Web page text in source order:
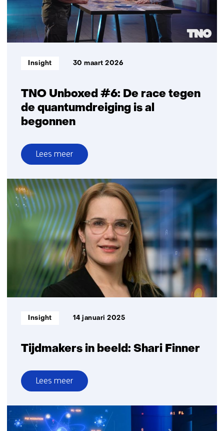
TNO Unboxed #6: De race tegen
de quantumdreiging is al
begonnen
Informatietype:
Insight 30 maart 2026
Lees meer
over
TNO
Unboxed
#6:
De
race
tegen
de
quantumdreiging
is
al
begonnen
Tijdmakers in beeld: Shari Finner
Informatietype:
Insight 14 januari 2025
Lees meer
over
Tijdmakers
in
beeld: